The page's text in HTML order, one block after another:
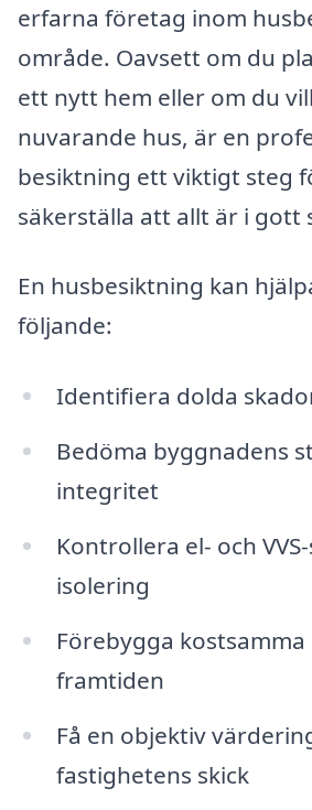
erfarna företag inom
område. Oavsett om du
ett nytt hem eller om du
nuvarande hus, är en
besiktning ett viktigt steg
säkerställa att allt är i gott
En husbesiktning kan
följande:
Identifiera dolda
Bedöma byggnadens
integritet
Kontrollera el- och
isolering
Förebygga
framtiden
Få en objektiv
fastighetens skick